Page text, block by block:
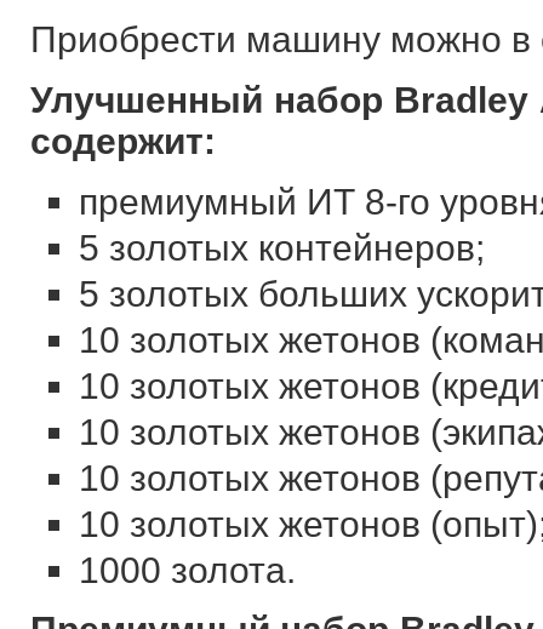
Приобрести машину можно в
Улучшенный набор Bradley
содержит:
премиумный ИТ 8-го
5 золотых контейнеров;
5 золотых больших
10 золотых жетонов
10 золотых жетонов
10 золотых жетонов
10 золотых жетонов
10 золотых жетонов
1000 золота.